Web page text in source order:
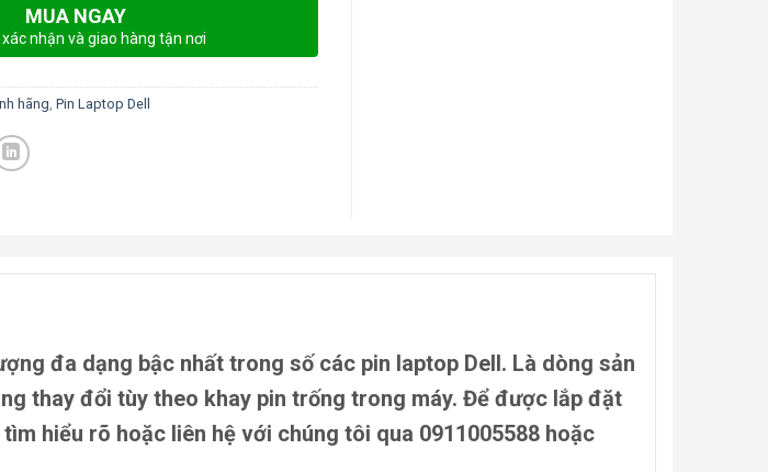
MUA NGAY
xác nhận và giao hàng tận nơi
hãng, Pin Laptop Dell
đa dạng bậc nhất trong số các pin laptop Dell. Là dòng sản
thay đổi tùy theo khay pin trống trong máy. Để được lắp đặt
hiểu rõ hoặc liên hệ với chúng tôi qua 0911005588 hoặc